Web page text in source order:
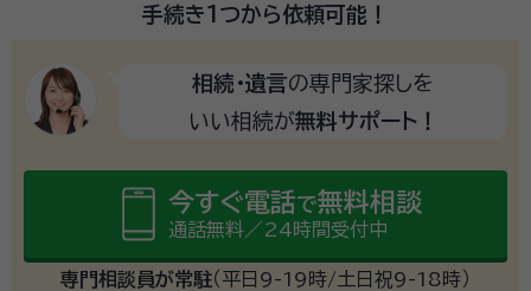
手続き1つから依頼可能！
相続・遺言の専門家探しを
いい相続が無料サポート！
今すぐ電話で無料相談
通話無料／24時間受付中
専門相談員が常駐（平日9-19時/土日祝9-18時）